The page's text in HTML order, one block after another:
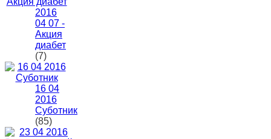
2016
04 07 -
Акция
диабет
(7)
16 04
2016
Суботник
(85)